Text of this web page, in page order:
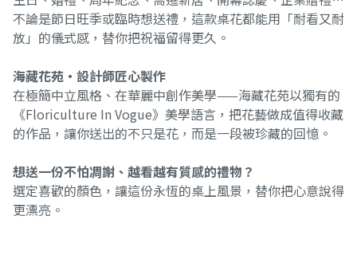
不論是節日旺季或臨時想送禮，這款桌花都能用「耐看又耐
放」的儀式感，替你把祝福留得更久。
海藏花苑・設計師匠心製作
在極簡中立風格、在華麗中創作美學——海藏花苑以獨有的
《Floriculture In Vogue》美學語言，把花藝做成值得收藏
的作品，讓你送出的不只是花，而是一段被珍藏的回憶。
想送一份不怕凋謝、越看越有質感的禮物？
選定喜歡的顏色，讓這份永恆的桌上風景，替你把心意說得
更漂亮。